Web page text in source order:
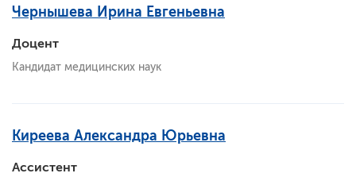
Чернышева Ирина Евгеньевна
Доцент
Кандидат медицинских наук
Киреева Александра Юрьевна
Ассистент